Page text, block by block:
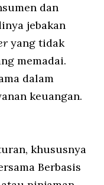
dan
jebakan
yang tidak
memadai.
dalam
keuangan.
khususnya
Berbasis